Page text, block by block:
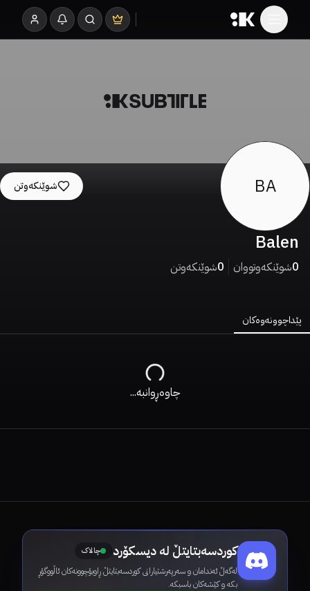
BA
Balen
0شوێنکەوتووان 0شوێنکەوتن
شوێنکەوتن
پێداچوونەوەکان
چاوەڕوانبە...
کوردسەبتایتڵ لە دیسکۆرد چالاک
لەگەڵ ئەندامان و سەرپەرشتیارانی کوردسەبتایتڵ ڕاوبۆچوونەکان ئاڵووگۆڕ
بکە و کێشەکان باسبکە.